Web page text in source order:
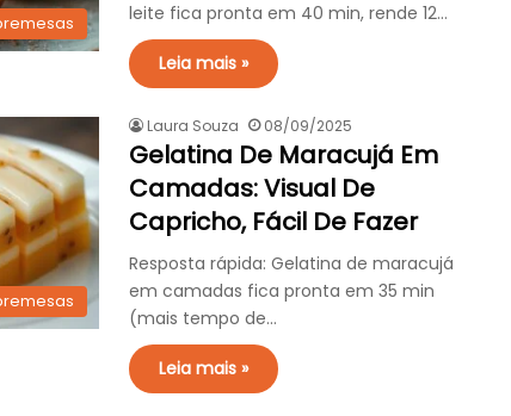
leite fica pronta em 40 min, rende 12…
Leia mais »
Laura Souza 08/09/2025
Gelatina De Maracujá Em
Camadas: Visual De
Capricho, Fácil De Fazer
Resposta rápida: Gelatina de maracujá
em camadas fica pronta em 35 min
(mais tempo de…
Leia mais »